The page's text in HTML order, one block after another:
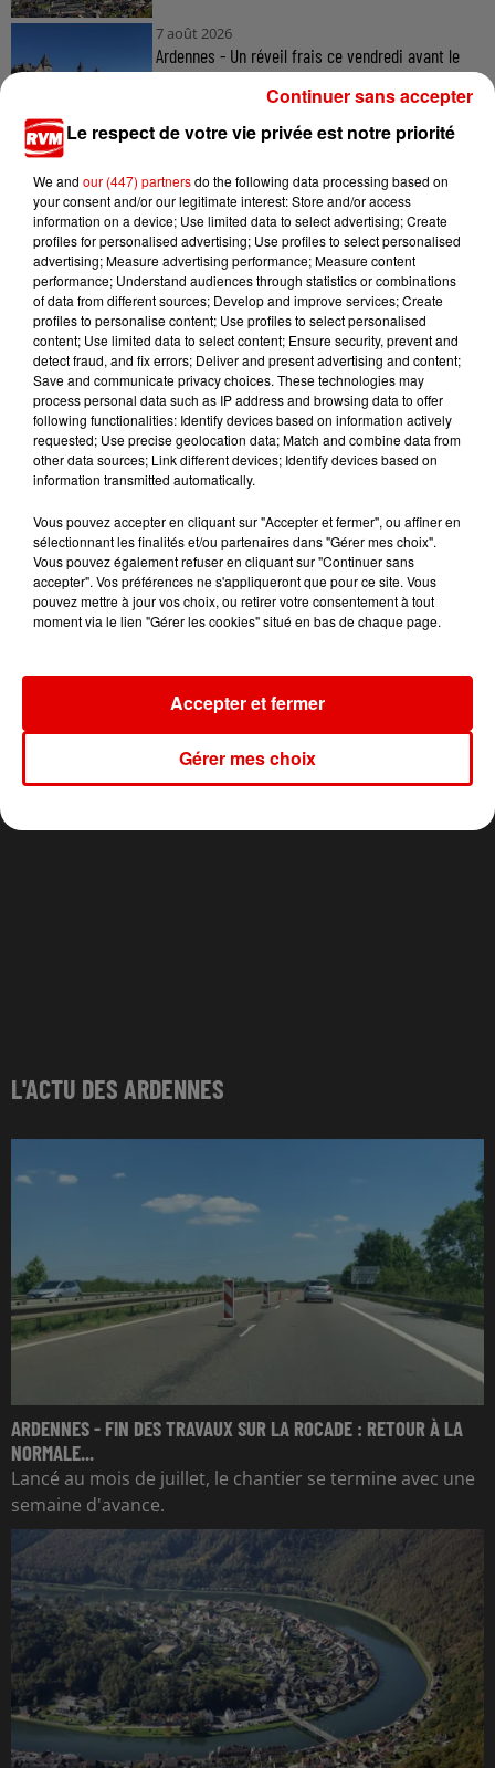
7 août 2026
Ardennes - Un réveil frais ce vendredi avant le
retour de la canicule
7 août 2026
Ardennes - Woinic, le plus grand sanglier du
monde, fête ses 18 ans
TITRES DIFFUSÉS
L'ACTU DES ARDENNES
ARDENNES - FIN DES TRAVAUX SUR LA ROCADE : RETOUR À LA
NORMALE...
Lancé au mois de juillet, le chantier se termine avec une
semaine d'avance.
Le respect de votre vie privée est notre priorité
We and our (447) partnersdo the following data processing based on
your consent and/or our legitimate interest: Store and/or access
information on a device; Use limited data to select advertising; Create
profiles for personalised advertising; Use profiles to select personalised
advertising; Measure advertising performance; Measure content
performance; Understand audiences through statistics or combinations
of data from different sources; Develop and improve services; Create
profiles to personalise content; Use profiles to select personalised
content; Use limited data to select content; Ensure security, prevent and
detect fraud, and fix errors; Deliver and present advertising and content;
Save and communicate privacy choices. These technologies may
process personal data such as IP address and browsing data to offer
following functionalities: Identify devices based on information actively
requested; Use precise geolocation data; Match and combine data from
other data sources; Link different devices; Identify devices based on
information transmitted automatically.
Vous pouvez accepter en cliquant sur "Accepter et fermer", ou affiner en
sélectionnant les finalités et/ou partenaires dans "Gérer mes choix".
Vous pouvez également refuser en cliquant sur "Continuer sans
accepter". Vos préférences ne s'appliqueront que pour ce site. Vous
pouvez mettre à jour vos choix, ou retirer votre consentement à tout
moment via le lien "Gérer les cookies" situé en bas de chaque page.
Gérer mes choix
Accepter et fermer
Continuer sans accepter